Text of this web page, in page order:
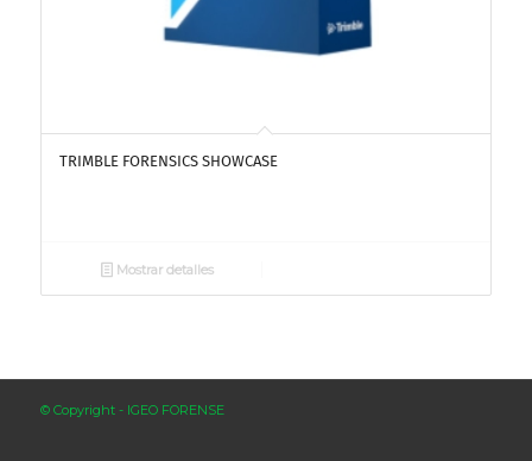
TRIMBLE FORENSICS SHOWCASE
Mostrar detalles
© Copyright - IGEO FORENSE